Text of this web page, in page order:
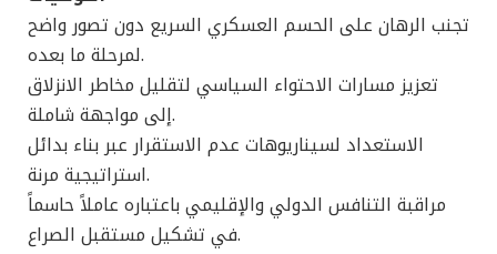
تجنب الرهان على الحسم العسكري السريع دون تصور واضح
لمرحلة ما بعده.
تعزيز مسارات الاحتواء السياسي لتقليل مخاطر الانزلاق
إلى مواجهة شاملة.
الاستعداد لسيناريوهات عدم الاستقرار عبر بناء بدائل
استراتيجية مرنة.
مراقبة التنافس الدولي والإقليمي باعتباره عاملاً حاسماً
في تشكيل مستقبل الصراع.